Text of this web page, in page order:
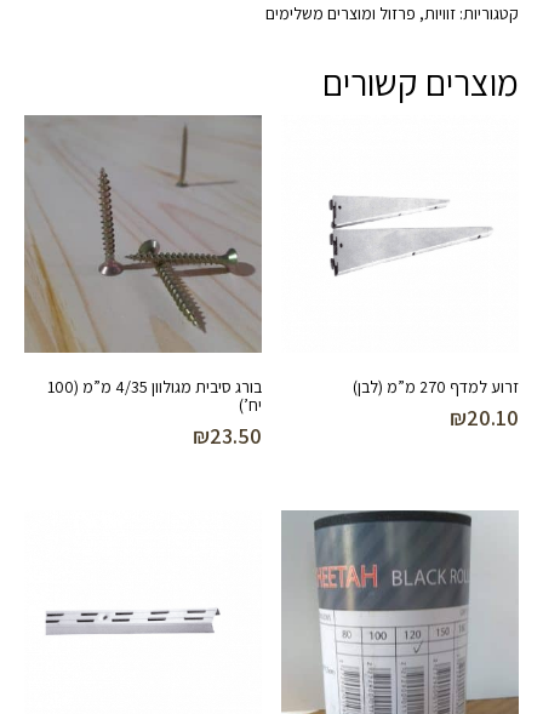
קטגוריות: זוויות, פרזול ומוצרים משלימים
מוצרים קשורים
זרוע למדף 270 מ”מ (לבן)
₪20.10
בורג סיבית מגולוון 4/35 מ”מ (100
יח’)
₪23.50